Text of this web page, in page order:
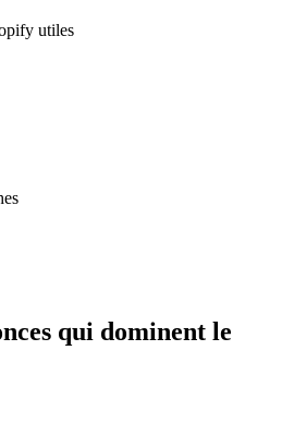
utiles
qui dominent le